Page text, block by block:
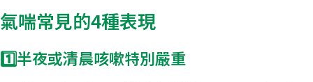
氣喘常見的4種表現
​1️⃣半夜或清晨咳嗽特別嚴重